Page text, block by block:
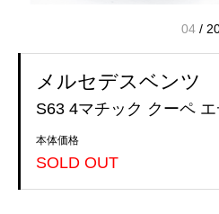
04 /
メルセデスベンツ
S63 4マチック クーペ
本体価格
SOLD OUT